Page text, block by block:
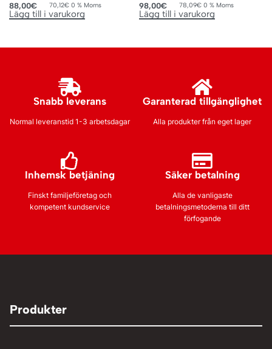
88,00€ 70,12€ 0 % Moms
Lägg till i varukorg
98,00€ 78,09€ 0 % Moms
Lägg till i varukorg
Snabb leverans
Normal leveranstid 1-3 arbetsdagar
Garanterad tillgänglighet
Alla produkter från eget lager
Inhemsk betjäning
Finskt familjeföretag och
kompetent kundservice
Säker betalning
Alla de vanligaste
betalningsmetoderna till ditt
förfogande
Produkter